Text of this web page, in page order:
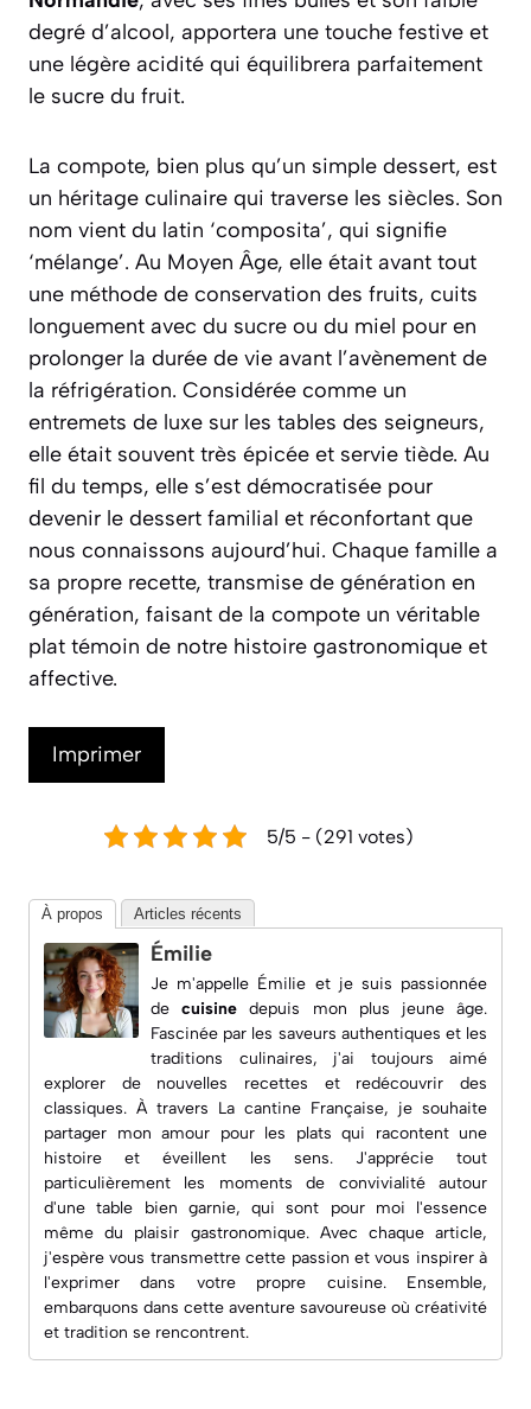
degré d’alcool, apportera une touche festive et
une légère acidité qui équilibrera parfaitement
le sucre du fruit.
La compote, bien plus qu’un simple dessert, est
un héritage culinaire qui traverse les siècles. Son
nom vient du latin ‘composita’, qui signifie
‘mélange’. Au Moyen Âge, elle était avant tout
une méthode de conservation des fruits, cuits
longuement avec du sucre ou du miel pour en
prolonger la durée de vie avant l’avènement de
la réfrigération. Considérée comme un
entremets de luxe sur les tables des seigneurs,
elle était souvent très épicée et servie tiède. Au
fil du temps, elle s’est démocratisée pour
devenir le dessert familial et réconfortant que
nous connaissons aujourd’hui. Chaque famille a
sa propre recette, transmise de génération en
génération, faisant de la compote un véritable
plat témoin de notre histoire gastronomique et
affective.
Imprimer
5/5 - (291 votes)
À propos Articles récents
Émilie
Je m'appelle Émilie et je suis passionnée
decuisine depuis mon plus jeune âge.
Fascinée par les saveurs authentiques et les
traditions culinaires, j'ai toujours aimé
explorer de nouvelles recettes et redécouvrir des
classiques. À travers La cantine Française, je souhaite
partager mon amour pour les plats qui racontent une
histoire et éveillent les sens. J'apprécie tout
particulièrement les moments de convivialité autour
d'une table bien garnie, qui sont pour moi l'essence
même du plaisir gastronomique. Avec chaque article,
j'espère vous transmettre cette passion et vous inspirer à
l'exprimer dans votre propre cuisine. Ensemble,
embarquons dans cette aventure savoureuse où créativité
et tradition se rencontrent.